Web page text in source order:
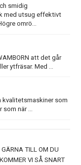
smidig
med utsug effektivt
omrö...
att det går
ytfräsar. Med ...
kvalitetsmaskiner som
som när ...
TILL OM DU
VI SÅ SNART